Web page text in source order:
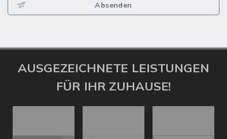
Absenden
AUSGEZEICHNETE LEISTUNGEN
FÜR IHR ZUHAUSE!